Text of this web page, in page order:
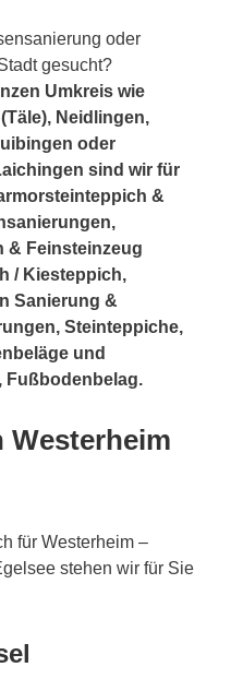
oder
gesucht?
Umkreis wie
Neidlingen,
oder
sind wir für
&
& Feinsteinzeug
/ Kiesteppich,
Sanierung &
Steinteppiche,
und
Fußbodenbelag.
Westerheim
für Westerheim –
stehen wir für Sie